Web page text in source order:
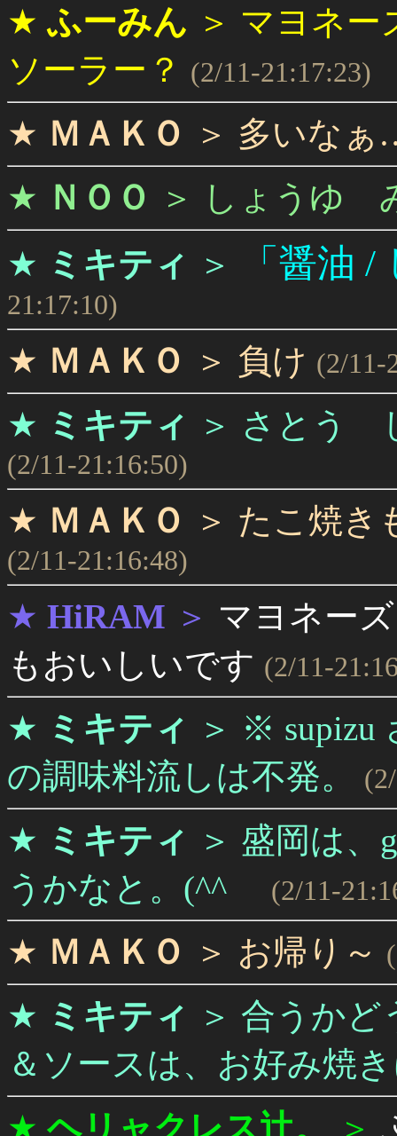
★ふーみん ＞ マヨネー
ソーラー？ (2/11-21:17:23)
★ ＭＡＫＯ ＞ 多いな
★ ＮＯＯ ＞
しょうゆ
★ ミキティ ＞ 「醤油
21:17:10)
★ ＭＡＫＯ ＞ 負け (2/11-
★ ミキティ ＞ さとう
(2/11-21:16:50)
★ ＭＡＫＯ ＞ たこ焼き
(2/11-21:16:48)
★ HiRAM ＞ マヨネー
もおいしいです (2/11-
★ ミキティ ＞ ※ supizu
の調味料流しは不発。
★ ミキティ ＞ 盛岡は、
うかなと。(^^ゞ
(2/11-
★ ＭＡＫＯ ＞ お帰り～
★ ミキティ ＞ 合うか
＆ソースは、お好み焼
★ ヘリャクレス辻。 ＞